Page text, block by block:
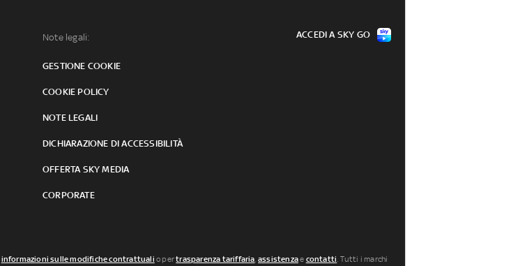
Note legali:
GESTIONE COOKIE
COOKIE POLICY
NOTE LEGALI
DICHIARAZIONE DI ACCESSIBILITÀ
OFFERTA SKY MEDIA
CORPORATE
ACCEDI A SKY GO
informazioni sulle modifiche contrattuali o pertrasparenza tariffaria,assistenzae contatti. Tutti i marchi